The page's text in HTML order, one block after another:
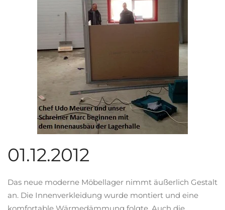
01.12.2012
Das neue moderne Möbellager nimmt äußerlich Gestalt
an. Die Innenverkleidung wurde montiert und eine